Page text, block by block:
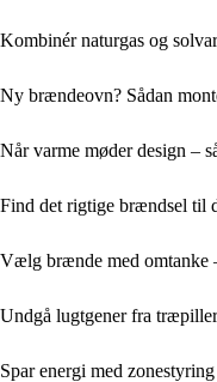
Kombinér naturgas og
Ny brændeovn? Sådan
Når varme møder design –
Find det rigtige brændsel til
Vælg brænde med omtanke
Undgå lugtgener fra
Spar energi med